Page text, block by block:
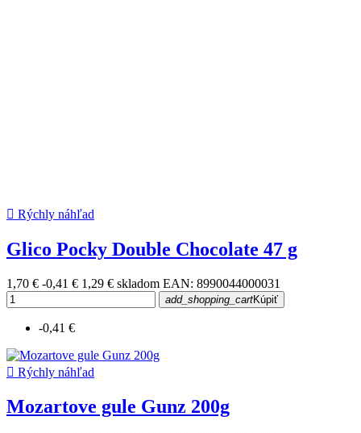
 Rýchly náhľad
Glico Pocky Double Chocolate 47 g
1,70 € -0,41 € 1,29 € skladom EAN: 8990044000031
add_shopping_cartKúpiť
-0,41 €
 Rýchly náhľad
Mozartove gule Gunz 200g